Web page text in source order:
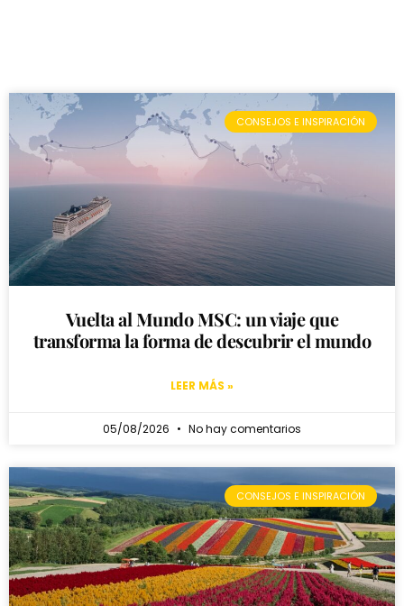
CONSEJOS E INSPIRACIÓN
Vuelta al Mundo MSC: un viaje que
transforma la forma de descubrir el mundo
LEER MÁS »
05/08/2026 No hay comentarios
CONSEJOS E INSPIRACIÓN